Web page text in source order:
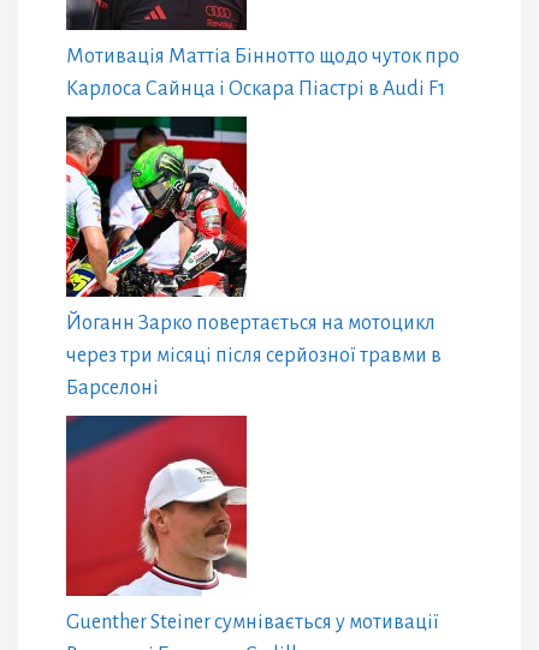
Мотивація Маттіа Біннотто щодо чуток про
Карлоса Сайнца і Оскара Піастрі в Audi F1
Йоганн Зарко повертається на мотоцикл
через три місяці після серйозної травми в
Барселоні
Guenther Steiner сумнівається у мотивації